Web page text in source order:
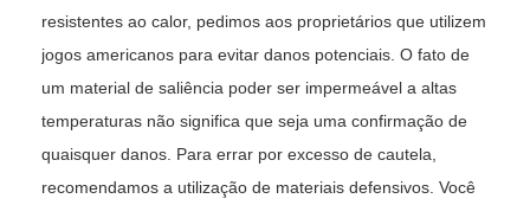
resistentes ao calor, pedimos aos proprietários que utilizem
jogos americanos para evitar danos potenciais. O fato de
um material de saliência poder ser impermeável a altas
temperaturas não significa que seja uma confirmação de
quaisquer danos. Para errar por excesso de cautela,
recomendamos a utilização de materiais defensivos. Você